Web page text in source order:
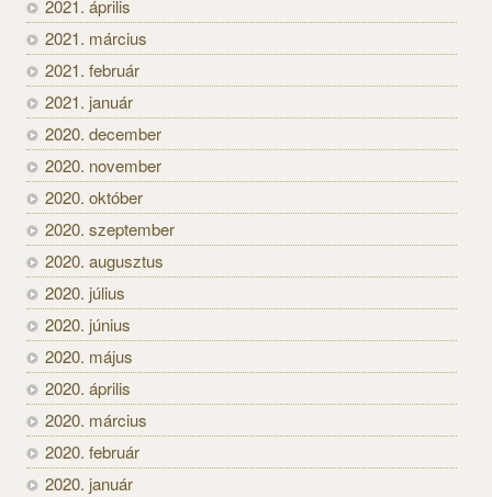
2021. április
2021. március
2021. február
2021. január
2020. december
2020. november
2020. október
2020. szeptember
2020. augusztus
2020. július
2020. június
2020. május
2020. április
2020. március
2020. február
2020. január